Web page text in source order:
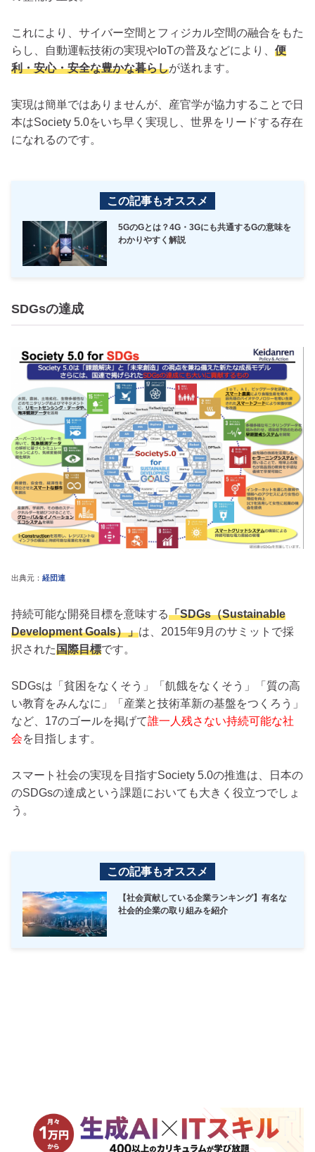
これにより、サイバー空間とフィジカル空間の融合をもた
らし、自動運転技術の実現やIoTの普及などにより、 便
利・安心・安全な豊かな暮らしが送れます。
実現は簡単ではありませんが、産官学が協力することで日
本はSociety 5.0をいち早く実現し、世界をリードする存在
になれるのです。
この記事もオススメ
5GのGとは？4G・3Gにも共通するGの意味を
わかりやすく解説
SDGsの達成
出典元： 経団連
持続可能な開発目標を意味する「SDGs（Sustainable
Development Goals）」は、2015年9月のサミットで採
択された国際目標です。
SDGsは「貧困をなくそう」「飢餓をなくそう」「質の高
い教育をみんなに」「産業と技術革新の基盤をつくろう」
など、17のゴールを掲げて誰一人残さない持続可能な社
会を目指します。
スマート社会の実現を目指すSociety 5.0の推進は、日本の
のSDGsの達成という課題においても大きく役立つでしょ
う。
この記事もオススメ
【社会貢献している企業ランキング】有名な
社会的企業の取り組みを紹介